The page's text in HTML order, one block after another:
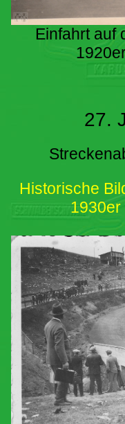
Einfahrt auf
27.
Historische
1930er